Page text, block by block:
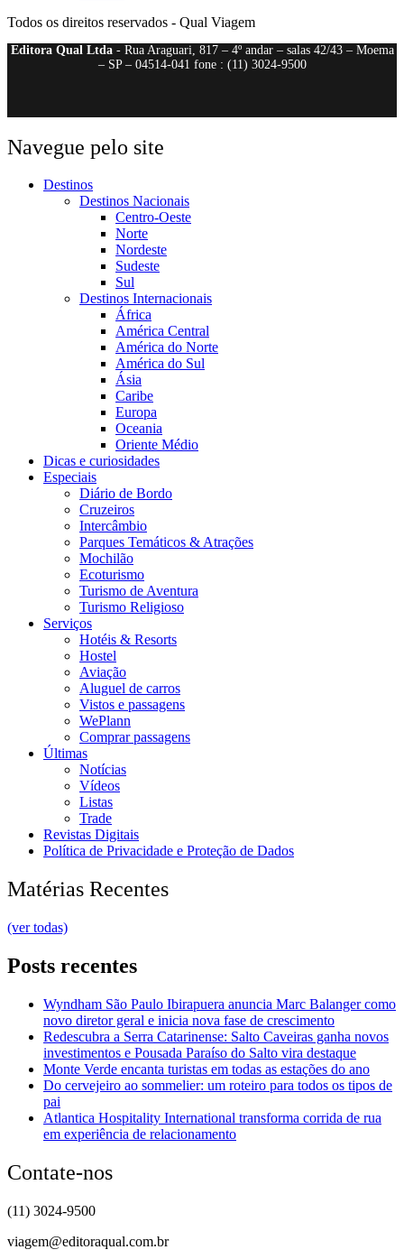
Todos os direitos reservados - Qual Viagem
Editora Qual Ltda- Rua Araguari, 817 – 4º andar – salas 42/43 – Moema
– SP – 04514-041 fone : (11) 3024-9500
Navegue pelo site
Destinos
Destinos Nacionais
Centro-Oeste
Norte
Nordeste
Sudeste
Sul
Destinos Internacionais
África
América Central
América do Norte
América do Sul
Ásia
Caribe
Europa
Oceania
Oriente Médio
Dicas e curiosidades
Especiais
Diário de Bordo
Cruzeiros
Intercâmbio
Parques Temáticos & Atrações
Mochilão
Ecoturismo
Turismo de Aventura
Turismo Religioso
Serviços
Hotéis & Resorts
Hostel
Aviação
Aluguel de carros
Vistos e passagens
WePlann
Comprar passagens
Últimas
Notícias
Vídeos
Listas
Trade
Revistas Digitais
Política de Privacidade e Proteção de Dados
Matérias Recentes
(ver todas)
Posts recentes
Wyndham São Paulo Ibirapuera anuncia Marc Balanger como
novo diretor geral e inicia nova fase de crescimento
Redescubra a Serra Catarinense: Salto Caveiras ganha novos
investimentos e Pousada Paraíso do Salto vira destaque
Monte Verde encanta turistas em todas as estações do ano
Do cervejeiro ao sommelier: um roteiro para todos os tipos de
pai
Atlantica Hospitality International transforma corrida de rua
em experiência de relacionamento
Contate-nos
(11) 3024-9500
viagem@editoraqual.com.br